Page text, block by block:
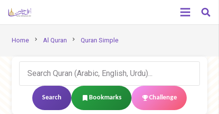
Home chevron_right Al Quran chevron_right Quran Simple
Search Bookmarks Challenge